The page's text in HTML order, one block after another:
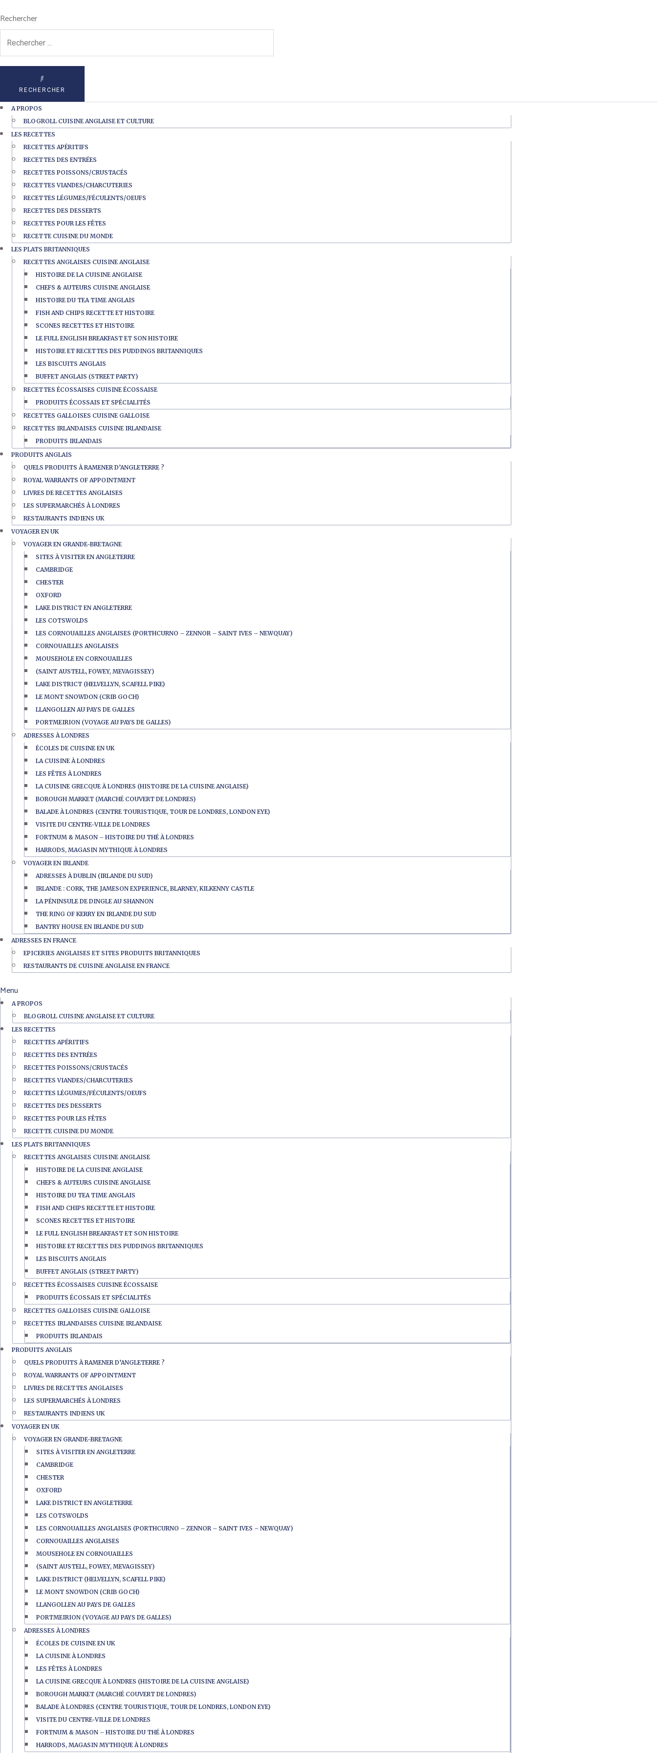
Rechercher
RECHERCHER
A PROPOS
BLOGROLL CUISINE ANGLAISE ET CULTURE
LES RECETTES
RECETTES APÉRITIFS
RECETTES DES ENTRÉES
RECETTES POISSONS/CRUSTACÉS
RECETTES VIANDES/CHARCUTERIES
RECETTES LÉGUMES/FÉCULENTS/OEUFS
RECETTES DES DESSERTS
RECETTES POUR LES FÊTES
RECETTE CUISINE DU MONDE
LES PLATS BRITANNIQUES
RECETTES ANGLAISES CUISINE ANGLAISE
HISTOIRE DE LA CUISINE ANGLAISE
CHEFS & AUTEURS CUISINE ANGLAISE
HISTOIRE DU TEA TIME ANGLAIS
FISH AND CHIPS RECETTE ET HISTOIRE
SCONES RECETTES ET HISTOIRE
LE FULL ENGLISH BREAKFAST ET SON HISTOIRE
HISTOIRE ET RECETTES DES PUDDINGS BRITANNIQUES
LES BISCUITS ANGLAIS
BUFFET ANGLAIS (STREET PARTY)
RECETTES ÉCOSSAISES CUISINE ÉCOSSAISE
PRODUITS ÉCOSSAIS ET SPÉCIALITÉS
RECETTES GALLOISES CUISINE GALLOISE
RECETTES IRLANDAISES CUISINE IRLANDAISE
PRODUITS IRLANDAIS
PRODUITS ANGLAIS
QUELS PRODUITS À RAMENER D’ANGLETERRE ?
ROYAL WARRANTS OF APPOINTMENT
LIVRES DE RECETTES ANGLAISES
LES SUPERMARCHÉS À LONDRES
RESTAURANTS INDIENS UK
VOYAGER EN UK
VOYAGER EN GRANDE-BRETAGNE
SITES À VISITER EN ANGLETERRE
CAMBRIDGE
CHESTER
OXFORD
LAKE DISTRICT EN ANGLETERRE
LES COTSWOLDS
LES CORNOUAILLES ANGLAISES (PORTHCURNO – ZENNOR – SAINT IVES – NEWQUAY)
CORNOUAILLES ANGLAISES
MOUSEHOLE EN CORNOUAILLES
(SAINT AUSTELL, FOWEY, MEVAGISSEY)
LAKE DISTRICT (HELVELLYN, SCAFELL PIKE)
LE MONT SNOWDON (CRIB GOCH)
LLANGOLLEN AU PAYS DE GALLES
PORTMEIRION (VOYAGE AU PAYS DE GALLES)
ADRESSES À LONDRES
ÉCOLES DE CUISINE EN UK
LA CUISINE À LONDRES
LES FÊTES À LONDRES
LA CUISINE GRECQUE À LONDRES (HISTOIRE DE LA CUISINE ANGLAISE)
BOROUGH MARKET (MARCHÉ COUVERT DE LONDRES)
BALADE À LONDRES (CENTRE TOURISTIQUE, TOUR DE LONDRES, LONDON EYE)
VISITE DU CENTRE-VILLE DE LONDRES
FORTNUM & MASON – HISTOIRE DU THÉ À LONDRES
HARRODS, MAGASIN MYTHIQUE À LONDRES
VOYAGER EN IRLANDE
ADRESSES À DUBLIN (IRLANDE DU SUD)
IRLANDE : CORK, THE JAMESON EXPERIENCE, BLARNEY, KILKENNY CASTLE
LA PÉNINSULE DE DINGLE AU SHANNON
THE RING OF KERRY EN IRLANDE DU SUD
BANTRY HOUSE EN IRLANDE DU SUD
ADRESSES EN FRANCE
EPICERIES ANGLAISES ET SITES PRODUITS BRITANNIQUES
RESTAURANTS DE CUISINE ANGLAISE EN FRANCE
Menu
A PROPOS
BLOGROLL CUISINE ANGLAISE ET CULTURE
LES RECETTES
RECETTES APÉRITIFS
RECETTES DES ENTRÉES
RECETTES POISSONS/CRUSTACÉS
RECETTES VIANDES/CHARCUTERIES
RECETTES LÉGUMES/FÉCULENTS/OEUFS
RECETTES DES DESSERTS
RECETTES POUR LES FÊTES
RECETTE CUISINE DU MONDE
LES PLATS BRITANNIQUES
RECETTES ANGLAISES CUISINE ANGLAISE
HISTOIRE DE LA CUISINE ANGLAISE
CHEFS & AUTEURS CUISINE ANGLAISE
HISTOIRE DU TEA TIME ANGLAIS
FISH AND CHIPS RECETTE ET HISTOIRE
SCONES RECETTES ET HISTOIRE
LE FULL ENGLISH BREAKFAST ET SON HISTOIRE
HISTOIRE ET RECETTES DES PUDDINGS BRITANNIQUES
LES BISCUITS ANGLAIS
BUFFET ANGLAIS (STREET PARTY)
RECETTES ÉCOSSAISES CUISINE ÉCOSSAISE
PRODUITS ÉCOSSAIS ET SPÉCIALITÉS
RECETTES GALLOISES CUISINE GALLOISE
RECETTES IRLANDAISES CUISINE IRLANDAISE
PRODUITS IRLANDAIS
PRODUITS ANGLAIS
QUELS PRODUITS À RAMENER D’ANGLETERRE ?
ROYAL WARRANTS OF APPOINTMENT
LIVRES DE RECETTES ANGLAISES
LES SUPERMARCHÉS À LONDRES
RESTAURANTS INDIENS UK
VOYAGER EN UK
VOYAGER EN GRANDE-BRETAGNE
SITES À VISITER EN ANGLETERRE
CAMBRIDGE
CHESTER
OXFORD
LAKE DISTRICT EN ANGLETERRE
LES COTSWOLDS
LES CORNOUAILLES ANGLAISES (PORTHCURNO – ZENNOR – SAINT IVES – NEWQUAY)
CORNOUAILLES ANGLAISES
MOUSEHOLE EN CORNOUAILLES
(SAINT AUSTELL, FOWEY, MEVAGISSEY)
LAKE DISTRICT (HELVELLYN, SCAFELL PIKE)
LE MONT SNOWDON (CRIB GOCH)
LLANGOLLEN AU PAYS DE GALLES
PORTMEIRION (VOYAGE AU PAYS DE GALLES)
ADRESSES À LONDRES
ÉCOLES DE CUISINE EN UK
LA CUISINE À LONDRES
LES FÊTES À LONDRES
LA CUISINE GRECQUE À LONDRES (HISTOIRE DE LA CUISINE ANGLAISE)
BOROUGH MARKET (MARCHÉ COUVERT DE LONDRES)
BALADE À LONDRES (CENTRE TOURISTIQUE, TOUR DE LONDRES, LONDON EYE)
VISITE DU CENTRE-VILLE DE LONDRES
FORTNUM & MASON – HISTOIRE DU THÉ À LONDRES
HARRODS, MAGASIN MYTHIQUE À LONDRES